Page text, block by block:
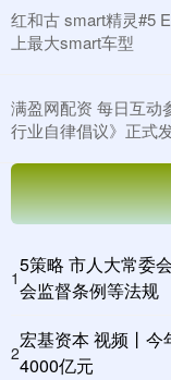
红和古 smart精灵#5
上最大smart车型
满盈网配资 每日互动
行业自律倡议》正式
1
5策略 市人大常委
会监督条例等法规
2
宏基资本 视频丨今
4000亿元